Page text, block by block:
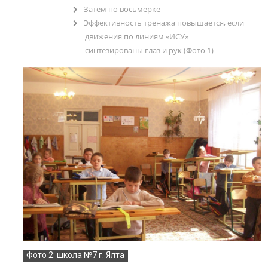
Затем по восьмёрке
Эффективность тренажа повышается, если
движения по линиям «ИСУ»
синтезированы глаз и рук (Фото 1)
Фото 2: школа №7 г. Ялта